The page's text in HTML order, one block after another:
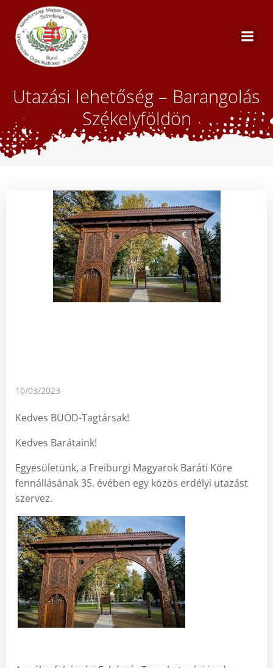
Utazási lehetőség – Barangolás
Székelyföldön
10/03/2023
Kedves BUOD-Tagtársak!
Kedves Barátaink!
Egyesületünk, a Freiburgi Magyarok Baráti Köre
fennállásának 35. évében egy közös erdélyi utazást
szervez.